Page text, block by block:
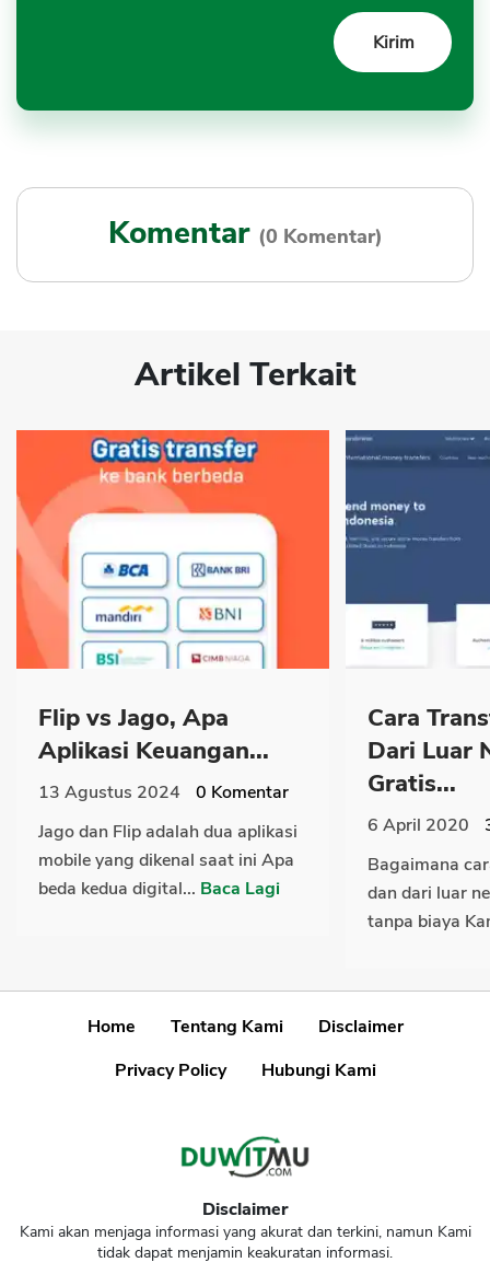
Komentar (0 Komentar)
Artikel Terkait
Flip vs Jago, Apa
Aplikasi Keuangan...
13 Agustus 2024 0 Komentar
Jago dan Flip adalah dua aplikasi
mobile yang dikenal saat ini Apa
beda kedua digital... Baca Lagi
Cara
Dari Luar
Gratis...
6 April 2020
Bagaimana
dan dari luar
tanpa biaya
Home Tentang Kami
Disclaimer
Privacy Policy
Hubungi Kami
Disclaimer
Kami akan menjaga informasi yang akurat dan terkini, namun Kami
tidak dapat menjamin keakuratan informasi.